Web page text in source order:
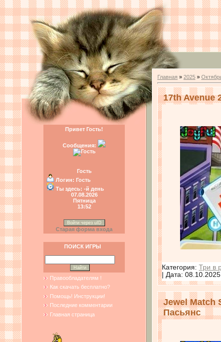
Привет Гость!
Сообщения:
Гость
Логин: Гость
Ты здесь: -й день
07.08.2026
Пятница
13:52
Войти через uID
Старая форма входа
ПОИСК ИГРЫ
Правообладателям !
Как скачать бесплатно?
Помощь! Инструкции!
Последние комментарии
Главная страница
Главная » 2025 »
17th Avenue
Категория: Три в
| Дата: 08.10.2025
Jewel Match
Пасьянс